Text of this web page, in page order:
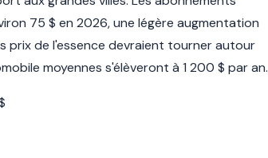
75 $ en 2026, une légère augmentation
prix de l'essence devraient tourner autour
moyennes s'élèveront à 1 200 $ par an.